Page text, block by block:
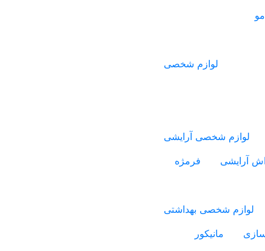
لوازم شخصی
لوازم شخصی آرایشی
آرایشی
فرمژه
لوازم شخصی بهداشتی
مانیکور